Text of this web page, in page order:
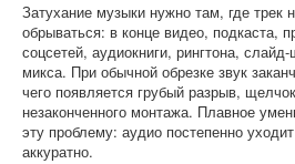
Затухание музыки нужно там, где трек
обрываться: в конце видео, подкаста,
соцсетей, аудиокниги, рингтона,
микса. При обычной обрезке звук
чего появляется грубый разрыв,
незаконченного монтажа. Плавное
эту проблему: аудио постепенно
аккуратно.